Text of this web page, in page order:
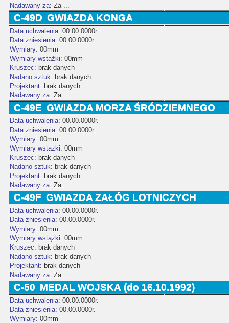
Nadawany za: Za ...
C-49D GWIAZDA KONGA
Data uchwalenia: 00.00.0000r.
Data zniesienia: 00.00.0000r.
Wymiary: 00mm
Wymiary wstążki: 00mm
Kruszec: brak danych
Nadano sztuk: brak danych
Projektant: brak danych
Nadawany za: Za ...
C-49E GWIAZDA MORZA ŚRÓDZIEMNEGO
Data uchwalenia: 00.00.0000r.
Data zniesienia: 00.00.0000r.
Wymiary: 00mm
Wymiary wstążki: 00mm
Kruszec: brak danych
Nadano sztuk: brak danych
Projektant: brak danych
Nadawany za: Za ...
C-49F GWIAZDA ZAŁÓG LOTNICZYCH
Data uchwalenia: 00.00.0000r.
Data zniesienia: 00.00.0000r.
Wymiary: 00mm
Wymiary wstążki: 00mm
Kruszec: brak danych
Nadano sztuk: brak danych
Projektant: brak danych
Nadawany za: Za ...
C-50 MEDAL WOJSKA (do 16.10.1992)
Data uchwalenia: 00.00.0000r.
Data zniesienia: 00.00.0000r.
Wymiary: 00mm